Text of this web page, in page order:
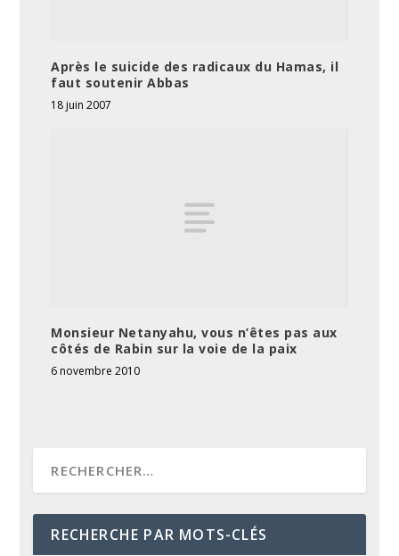
Après le suicide des radicaux du Hamas, il
faut soutenir Abbas
18 juin 2007
Monsieur Netanyahu, vous n’êtes pas aux
côtés de Rabin sur la voie de la paix
6 novembre 2010
RECHERCHE PAR MOTS-CLÉS